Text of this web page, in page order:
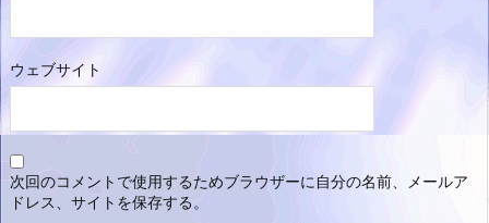
ウェブサイト
次回のコメントで使用するためブラウザーに自分の名前、メールア
ドレス、サイトを保存する。